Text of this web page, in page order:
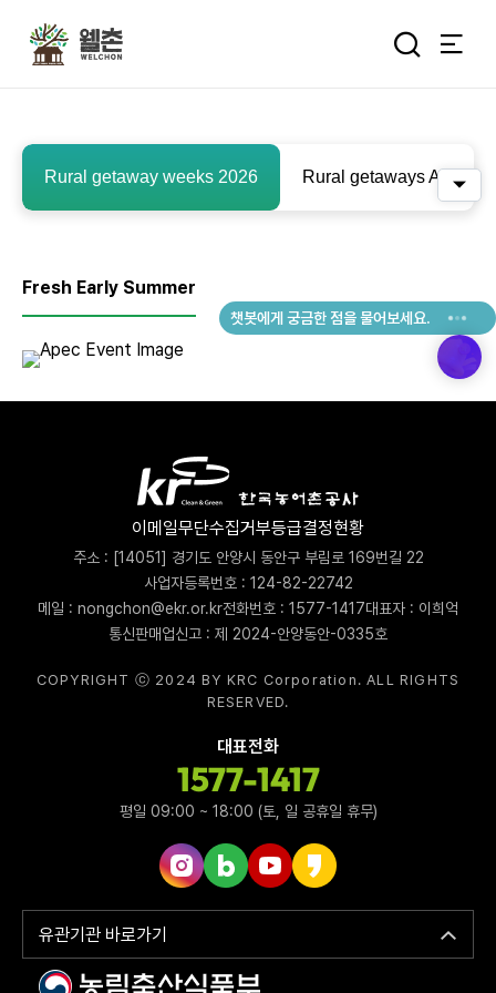
기록하세요.
통합검색
Rural getaway weeks 2026 Rural getaways
Fresh Early Summer
퀵메
이메일무단수집거부등급결정현황
주소 : [14051] 경기도 안양시 동안구 부림로 169번길 22
사업자등록번호 : 124-82-22742
메일 : nongchon@ekr.or.kr전화번호 : 1577-1417대표자 : 이희억
통신판매업신고 : 제 2024-안양동안-0335호
COPYRIGHT ⓒ 2024 BY KRC Corporation. ALL RIGHTS
RESERVED.
대표전화
1577-1417
평일 09:00 ~ 18:00 (토, 일 공휴일 휴무)
인스타그램 바로가기
네이버블로그 바로가기
유튜브 바로가기
카카오스토리 바로가기
유관기관 바로가기